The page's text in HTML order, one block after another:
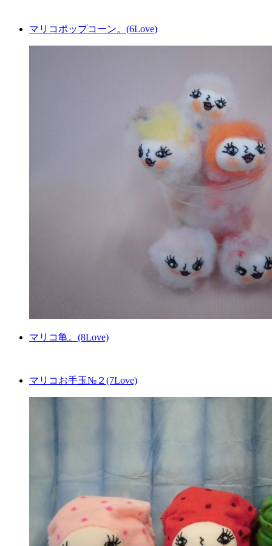
マリコポップコーン。(6Love)
マリコ亀。(8Love)
マリコお手玉№２(7Love)